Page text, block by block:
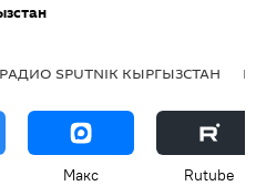
РАДИО SPUTNIK КЫРГЫЗСТАН
Макс Rutube